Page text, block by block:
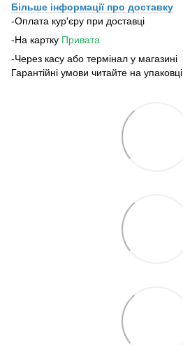
Більше інформації про доставку
-Оплата кур'єру при доставці
-На картку Привата
-Через касу або термінал у магазині
Гарантійні умови читайте на упаковці.